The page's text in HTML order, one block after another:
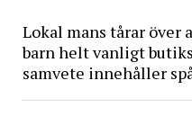
Lokal mans tårar över
barn helt vanligt
samvete innehåller